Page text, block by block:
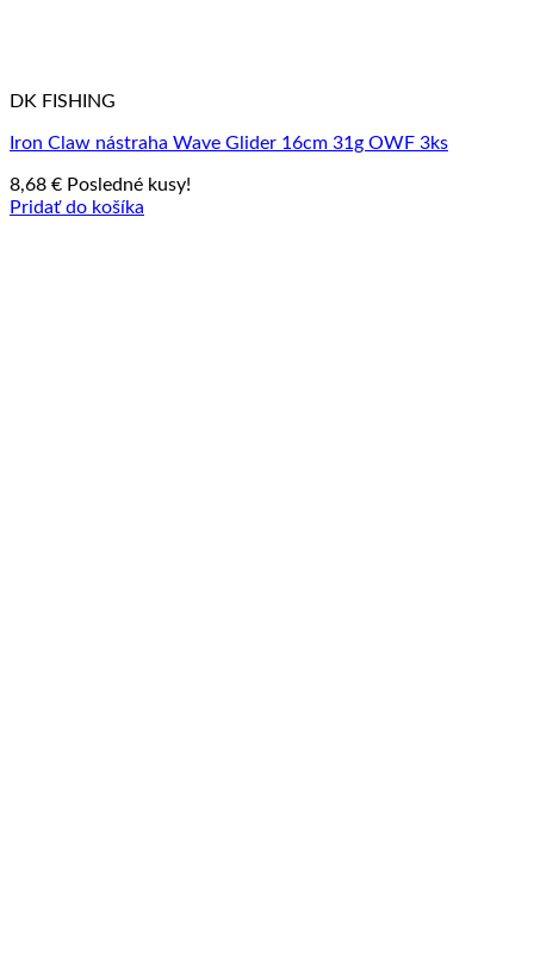
DK FISHING
Iron Claw nástraha Wave Glider 16cm 31g OWF 3ks
8,68 € Posledné kusy!
Pridať do košíka